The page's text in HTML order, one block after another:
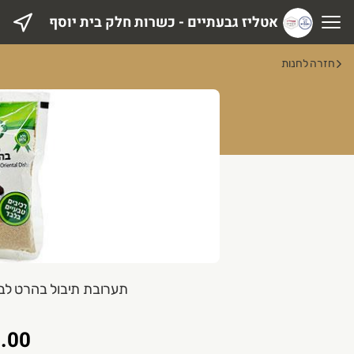
אטליז גבעתיים - כשרות חלק בית יוסף
אטליז גבעתיים - כשרות חלק בית יוסף
חזרה לחנות
תערובת תיבול בהרט לבישול 80 גרם